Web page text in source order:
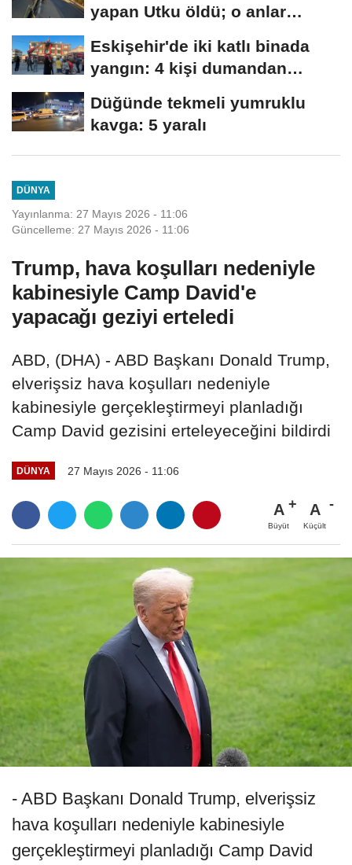
yapan Utku öldü; o anlar
Eskişehir'de iki katlı binada
yangın: 4 kişi dumandan
Düğünde tekmeli yumruklu
kavga: 5 yaralı
DÜNYA
Yayınlanma: 27 Mayıs 2026 - 11:06
Güncelleme: 27 Mayıs 2026 - 11:06
Trump, hava koşulları nedeniyle
kabinesiyle Camp David'e
yapacağı geziyi erteledi
ABD, (DHA) - ABD Başkanı Donald Trump,
elverişsiz hava koşulları nedeniyle
kabinesiyle gerçekleştirmeyi planladığı
Camp David gezisini erteleyeceğini bildirdi
DÜNYA 27 Mayıs 2026 - 11:06
A
Büyüt
A
Küçült
- ABD Başkanı Donald Trump, elverişsiz
hava koşulları nedeniyle kabinesiyle
gerçekleştirmeyi planladığı Camp David